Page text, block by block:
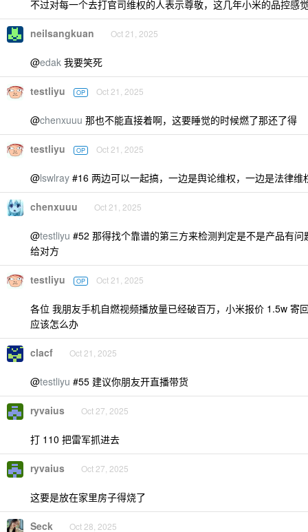
不过对每一个去打官司维权的人表示尊敬，这几年小米的品控感
neilsangkuan Oct 21, 2025
@edak 我要笑死
testliyu OP Oct 21, 2025
@chenxuuu 那也不能直接着啊，这要睡觉的时候燃了那还了得
testliyu OP Oct 21, 2025
@lswlray #16 两边可以一起搞，一边是舆论维权，一边是法律维
chenxuuu Oct 21, 2025
@testliyu #52 那得找个靠谱的第三方来检测判定是不是产品有
给对方
testliyu OP Oct 21, 2025
各位 我朋友手机自燃视频播放量已经破百万，小米报价 1.5w 寄
应该怎么办
clacf Oct 21, 2025
@testliyu #55 建议你朋友开直播带货
ryvaius Oct 27, 2025
打 110 把雷军抓进去
ryvaius Oct 27, 2025
这要是放在家里房子得烧了
Seck Oct 28, 2025